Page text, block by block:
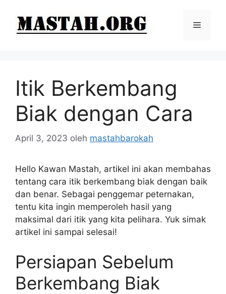
Menu
Itik Berkembang
Biak dengan Cara
April 3, 2023 oleh mastahbarokah
Hello Kawan Mastah, artikel ini akan membahas
tentang cara itik berkembang biak dengan baik
dan benar. Sebagai penggemar peternakan,
tentu kita ingin memperoleh hasil yang
maksimal dari itik yang kita pelihara. Yuk simak
artikel ini sampai selesai!
Persiapan Sebelum
Berkembang Biak